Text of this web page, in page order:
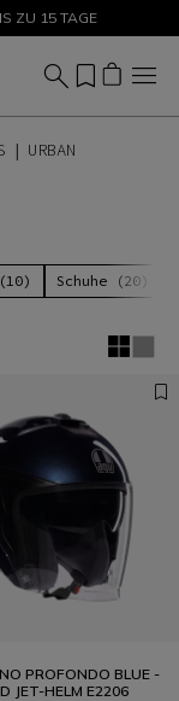
ZU 15 TAGE
URBAN
Schuhe (20)
PROFONDO BLUE -
JET-HELM E2206